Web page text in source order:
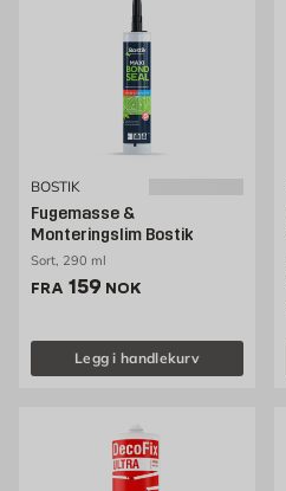
BOSTIK
Fugemasse &
Monteringslim Bostik
Sort, 290 ml
FRA Pris 159 NOK /stk
159 NOK
Legg i handlekurv